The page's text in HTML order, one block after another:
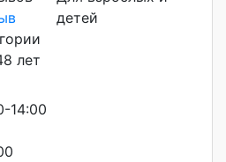
детей
лет
14:00